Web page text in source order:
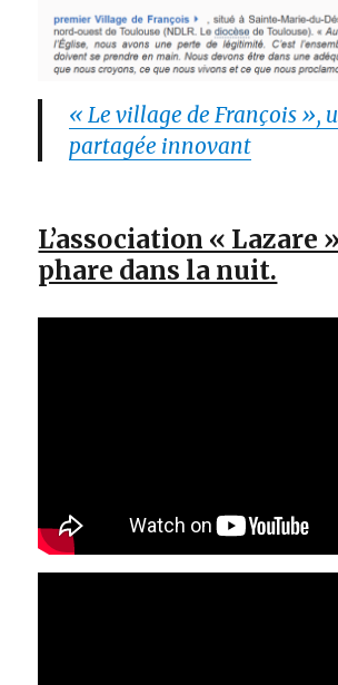
« Le village de François »,
partagée innovant
L’association « Lazare
phare dans la nuit.